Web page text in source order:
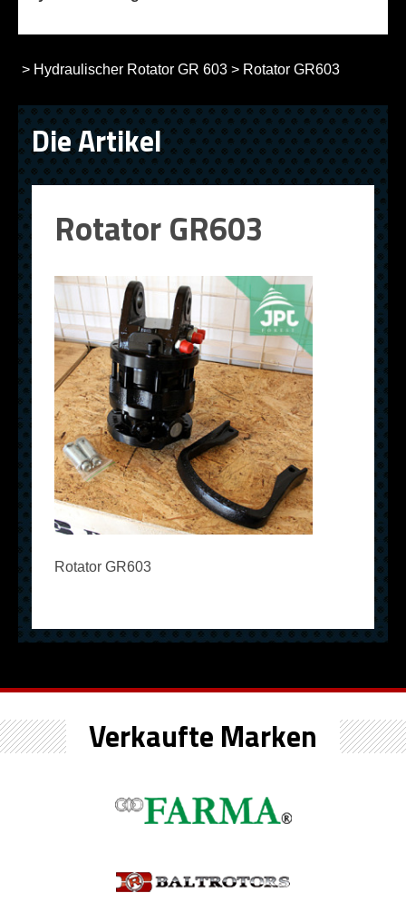
> Hydraulischer Rotator GR 603 > Rotator GR603
Die Artikel
Rotator GR603
Rotator GR603
Verkaufte Marken